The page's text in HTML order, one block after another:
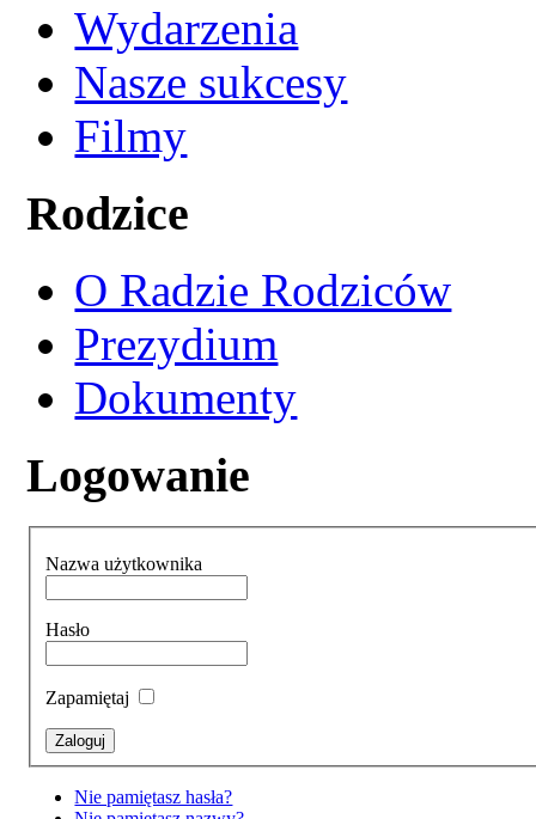
Wydarzenia
Nasze sukcesy
Filmy
Rodzice
O Radzie Rodziców
Prezydium
Dokumenty
Logowanie
Nazwa użytkownika
Hasło
Zapamiętaj
Nie pamiętasz hasła?